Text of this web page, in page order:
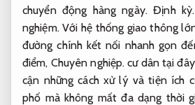
chuyển động hàng ngày.Định kỳ.
nghiệm. Với hệ thống giao thông
đường chính kết nối nhanh gọn
điểm, Chuyên nghiệp. cư dân tại
cận những cách xử lý và tiện ích
phố mà không mất đa dạng thời